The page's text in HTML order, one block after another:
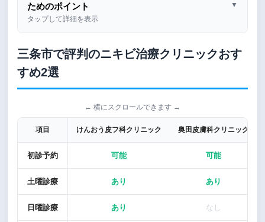
ためのポイント
タップして詳細を表示
▼
三条市で評判のニキビ治療クリニックおす
すめ2選
← 横にスクロールできます →
項目 けんおう皮フ科クリニック 奥田皮膚科クリニック
初診予約 可能 可能
土曜診療 あり あり
日曜診療 あり なし